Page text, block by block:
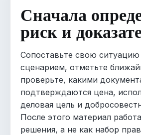
Сначала
риск и
Сопоставьте свою
сценарием, отметьте
проверьте, какими
подтверждаются цена,
деловая цель и
После этого материал
решения, а не как набор